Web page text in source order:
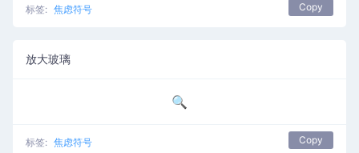
标签: 焦虑符号 Copy
放大玻璃
🔍
标签: 焦虑符号 Copy